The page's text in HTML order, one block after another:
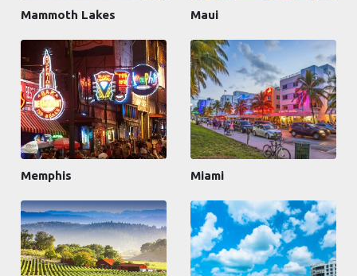
Mammoth Lakes Maui
Memphis Miami